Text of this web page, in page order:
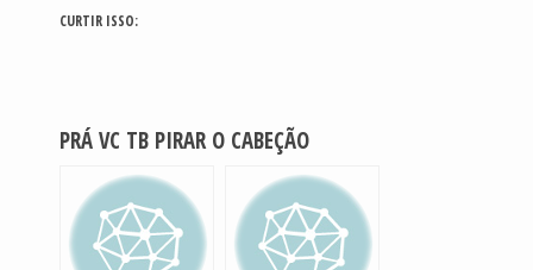
CURTIR ISSO:
PRÁ VC TB PIRAR O CABEÇÃO